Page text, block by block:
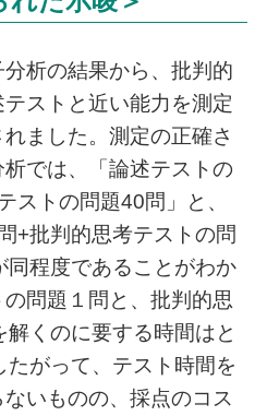
析の結果から、批判的
ストと近い能力を測定
ました。測定の正確さ
では、「論述テストの
ストの問題40問」と、
+批判的思考テストの問
同程度であることがわか
問題１問と、批判的思
くのに要する時間はと
たがって、テスト時間を
いものの、採点のコス